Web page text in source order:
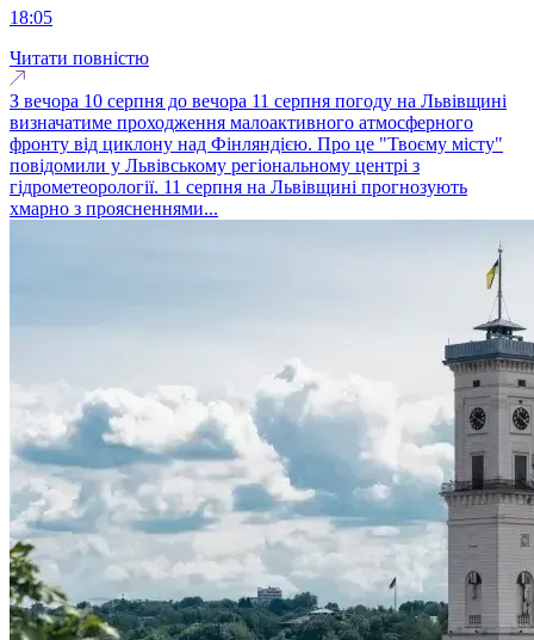
18:05
Читати повністю
З вечора 10 серпня до вечора 11 серпня погоду на Львівщині
визначатиме проходження малоактивного атмосферного
фронту від циклону над Фінляндією. Про це "Твоєму місту"
повідомили у Львівському регіональному центрі з
гідрометеорології. 11 серпня на Львівщині прогнозують
хмарно з проясненнями...